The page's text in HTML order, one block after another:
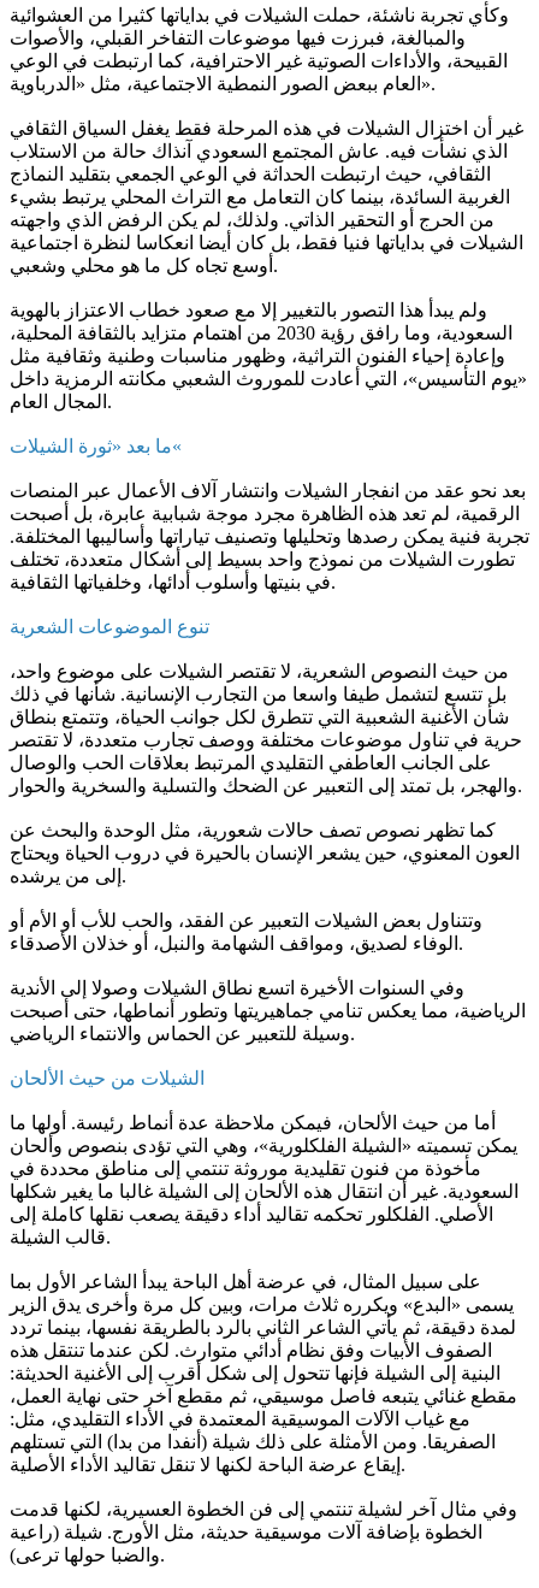
وكأي تجربة ناشئة، حملت الشيلات في بداياتها كثيرا من العشوائية
والمبالغة، فبرزت فيها موضوعات التفاخر القبلي، والأصوات
القبيحة، والأداءات الصوتية غير الاحترافية، كما ارتبطت في الوعي
العام ببعض الصور النمطية الاجتماعية، مثل «الدرباوية».
غير أن اختزال الشيلات في هذه المرحلة فقط يغفل السياق الثقافي
الذي نشأت فيه. عاش المجتمع السعودي آنذاك حالة من الاستلاب
الثقافي، حيث ارتبطت الحداثة في الوعي الجمعي بتقليد النماذج
الغربية السائدة، بينما كان التعامل مع التراث المحلي يرتبط بشيء
من الحرج أو التحقير الذاتي. ولذلك، لم يكن الرفض الذي واجهته
الشيلات في بداياتها فنيا فقط، بل كان أيضا انعكاسا لنظرة اجتماعية
أوسع تجاه كل ما هو محلي وشعبي.
ولم يبدأ هذا التصور بالتغيير إلا مع صعود خطاب الاعتزاز بالهوية
السعودية، وما رافق رؤية 2030 من اهتمام متزايد بالثقافة المحلية،
وإعادة إحياء الفنون التراثية، وظهور مناسبات وطنية وثقافية مثل
«يوم التأسيس»، التي أعادت للموروث الشعبي مكانته الرمزية داخل
المجال العام.
ما بعد «ثورة الشيلات«
بعد نحو عقد من انفجار الشيلات وانتشار آلاف الأعمال عبر المنصات
الرقمية، لم تعد هذه الظاهرة مجرد موجة شبابية عابرة، بل أصبحت
تجربة فنية يمكن رصدها وتحليلها وتصنيف تياراتها وأساليبها المختلفة.
تطورت الشيلات من نموذج واحد بسيط إلى أشكال متعددة، تختلف
في بنيتها وأسلوب أدائها، وخلفياتها الثقافية.
تنوع الموضوعات الشعرية
من حيث النصوص الشعرية، لا تقتصر الشيلات على موضوع واحد،
بل تتسع لتشمل طيفا واسعا من التجارب الإنسانية. شأنها في ذلك
شأن الأغنية الشعبية التي تتطرق لكل جوانب الحياة، وتتمتع بنطاق
حرية في تناول موضوعات مختلفة ووصف تجارب متعددة، لا تقتصر
على الجانب العاطفي التقليدي المرتبط بعلاقات الحب والوصال
والهجر، بل تمتد إلى التعبير عن الضحك والتسلية والسخرية والحوار.
كما تظهر نصوص تصف حالات شعورية، مثل الوحدة والبحث عن
العون المعنوي، حين يشعر الإنسان بالحيرة في دروب الحياة ويحتاج
إلى من يرشده.
وتتناول بعض الشيلات التعبير عن الفقد، والحب للأب أو الأم أو
الوفاء لصديق، ومواقف الشهامة والنبل، أو خذلان الأصدقاء.
وفي السنوات الأخيرة اتسع نطاق الشيلات وصولا إلى الأندية
الرياضية، مما يعكس تنامي جماهيريتها وتطور أنماطها، حتى أصبحت
وسيلة للتعبير عن الحماس والانتماء الرياضي.
الشيلات من حيث الألحان
أما من حيث الألحان، فيمكن ملاحظة عدة أنماط رئيسة. أولها ما
يمكن تسميته «الشيلة الفلكلورية»، وهي التي تؤدى بنصوص وألحان
مأخوذة من فنون تقليدية موروثة تنتمي إلى مناطق محددة في
السعودية. غير أن انتقال هذه الألحان إلى الشيلة غالبا ما يغير شكلها
الأصلي. الفلكلور تحكمه تقاليد أداء دقيقة يصعب نقلها كاملة إلى
قالب الشيلة.
على سبيل المثال، في عرضة أهل الباحة يبدأ الشاعر الأول بما
يسمى «البدع» ويكرره ثلاث مرات، وبين كل مرة وأخرى يدق الزير
لمدة دقيقة، ثم يأتي الشاعر الثاني بالرد بالطريقة نفسها، بينما تردد
الصفوف الأبيات وفق نظام أدائي متوارث. لكن عندما تنتقل هذه
البنية إلى الشيلة فإنها تتحول إلى شكل أقرب إلى الأغنية الحديثة:
مقطع غنائي يتبعه فاصل موسيقي، ثم مقطع آخر حتى نهاية العمل،
مع غياب الآلات الموسيقية المعتمدة في الأداء التقليدي، مثل:
الصفريقا. ومن الأمثلة على ذلك شيلة (أنفدا من بدا) التي تستلهم
إيقاع عرضة الباحة لكنها لا تنقل تقاليد الأداء الأصلية.
وفي مثال آخر لشيلة تنتمي إلى فن الخطوة العسيرية، لكنها قدمت
الخطوة بإضافة آلات موسيقية حديثة، مثل الأورج. شيلة (راعية
والضبا حولها ترعى).